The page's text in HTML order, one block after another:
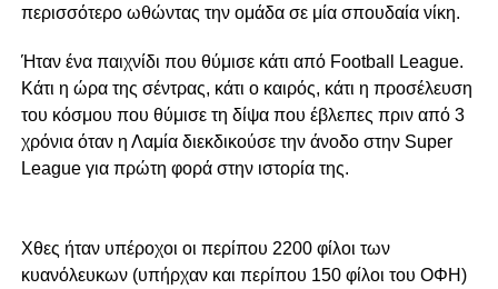
περισσότερο ωθώντας την ομάδα σε μία σπουδαία νίκη.
Ήταν ένα παιχνίδι που θύμισε κάτι από Football League.
Κάτι η ώρα της σέντρας, κάτι ο καιρός, κάτι η προσέλευση
του κόσμου που θύμισε τη δίψα που έβλεπες πριν από 3
χρόνια όταν η Λαμία διεκδικούσε την άνοδο στην Super
League για πρώτη φορά στην ιστορία της.
Χθες ήταν υπέροχοι οι περίπου 2200 φίλοι των
κυανόλευκων (υπήρχαν και περίπου 150 φίλοι του ΟΦΗ)